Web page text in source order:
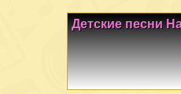
Детские песни